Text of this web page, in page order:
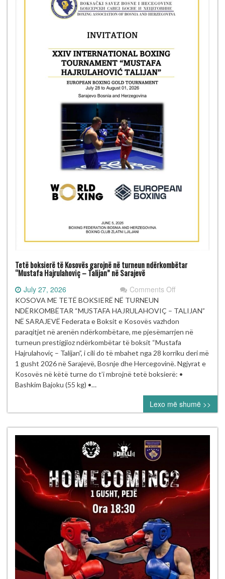
Tetë boksierë të Kosovës garojnë në turneun ndërkombëtar
“Mustafa Hajrulahoviç – Talijan” në Sarajevë
July 27, 2026 Comments Offon
boksierë
të Kosovës
garojnë
në turneun
ndërkombëtar
“Mustafa
–
Sarajevë
KOSOVA ME TETË BOKSIERË NË TURNEUN
NDËRKOMBËTAR “MUSTAFA HAJRULAHOVIÇ – TALIJAN”
NË SARAJEVË Federata e Boksit e Kosovës vazhdon
paraqitjet në arenën ndërkombëtare, me pjesëmarrjen në
turneun prestigjioz ndërkombëtar të boksit “Mustafa
Hajrulahoviç – Talijan”, i cili do të mbahet nga 28 korriku deri më
1 gusht 2026 në Sarajevë, Bosnje dhe Hercegovinë. Ngjyrat e
Kosovës në këtë turne do t’i mbrojnë tetë boksierë: •
Bashkim Bajoku (55 kg) •…
Lexo më shumë >>